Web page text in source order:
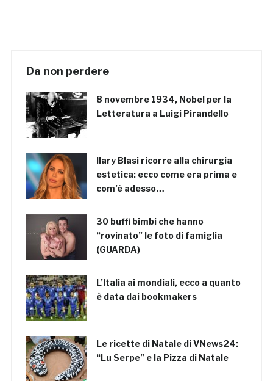
Da non perdere
8 novembre 1934, Nobel per la
Letteratura a Luigi Pirandello
Ilary Blasi ricorre alla chirurgia
estetica: ecco come era prima e
com’è adesso…
30 buffi bimbi che hanno
“rovinato” le foto di famiglia
(GUARDA)
L’Italia ai mondiali, ecco a quanto
è data dai bookmakers
Le ricette di Natale di VNews24:
“Lu Serpe” e la Pizza di Natale